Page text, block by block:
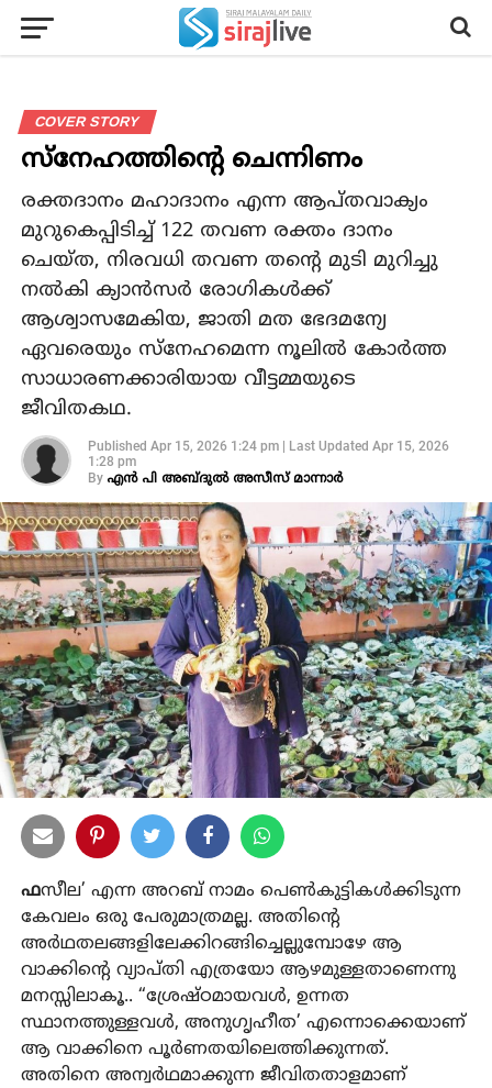
COVER STORY
സ്‌നേഹത്തിന്റെ ചെന്നിണം
രക്തദാനം മഹാദാനം എന്ന ആപ്തവാക്യം
മുറുകെപ്പിടിച്ച് 122 തവണ രക്തം ദാനം
ചെയ്ത, നിരവധി തവണ തന്റെ മുടി മുറിച്ചു
നൽകി ക്യാൻസർ രോഗികൾക്ക്
ആശ്വാസമേകിയ, ജാതി മത ഭേദമന്യേ
ഏവരെയും സ്നേഹമെന്ന നൂലിൽ കോർത്ത
സാധാരണക്കാരിയായ വീട്ടമ്മയുടെ
ജീവിതകഥ.
Published Apr 15, 2026 1:24 pm| Last Updated Apr 15, 2026
1:28 pm
By എൻ പി അബ്ദുൽ അസീസ് മാന്നാർ
ഫസീല’ എന്ന അറബ് നാമം പെൺകുട്ടികൾക്കിടുന്ന
കേവലം ഒരു പേരുമാത്രമല്ല. അതിന്റെ
അർഥതലങ്ങളിലേക്കിറങ്ങിച്ചെല്ലുമ്പോഴേ ആ
വാക്കിന്റെ വ്യാപ്തി എത്രയോ ആഴമുള്ളതാണെന്നു
മനസ്സിലാകൂ.. “ശ്രേഷ്ഠമായവൾ, ഉന്നത
സ്ഥാനത്തുള്ളവൾ, അനുഗൃഹീത’ എന്നൊക്കെയാണ്
ആ വാക്കിനെ പൂർണതയിലെത്തിക്കുന്നത്.
അതിനെ അന്വർഥമാക്കുന്ന ജീവിതതാളമാണ്